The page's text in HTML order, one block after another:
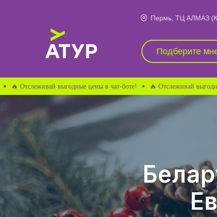
Пермь, ТЦ АЛМАЗ
Подберите
Подберите мне тур
выгодные цены в чат-боте! 🔥 Отслеживай выгодные цены